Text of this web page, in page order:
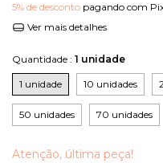
5% de desconto pagando com
Ver mais detalhes
Quantidade : 1 unidade
1 unidade 10 unidades
50 unidades 70 unidades
Atenção, última peça!